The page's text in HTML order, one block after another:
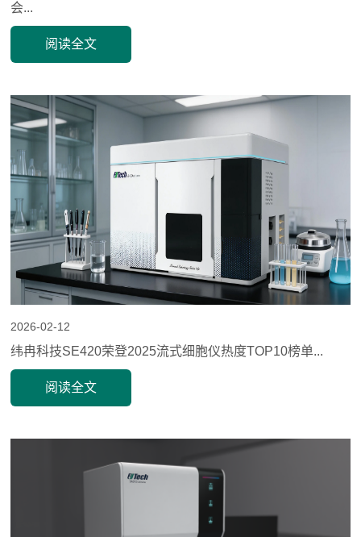
会...
阅读全文
2026-02-12
纬冉科技SE420荣登2025流式细胞仪热度TOP10榜单...
阅读全文